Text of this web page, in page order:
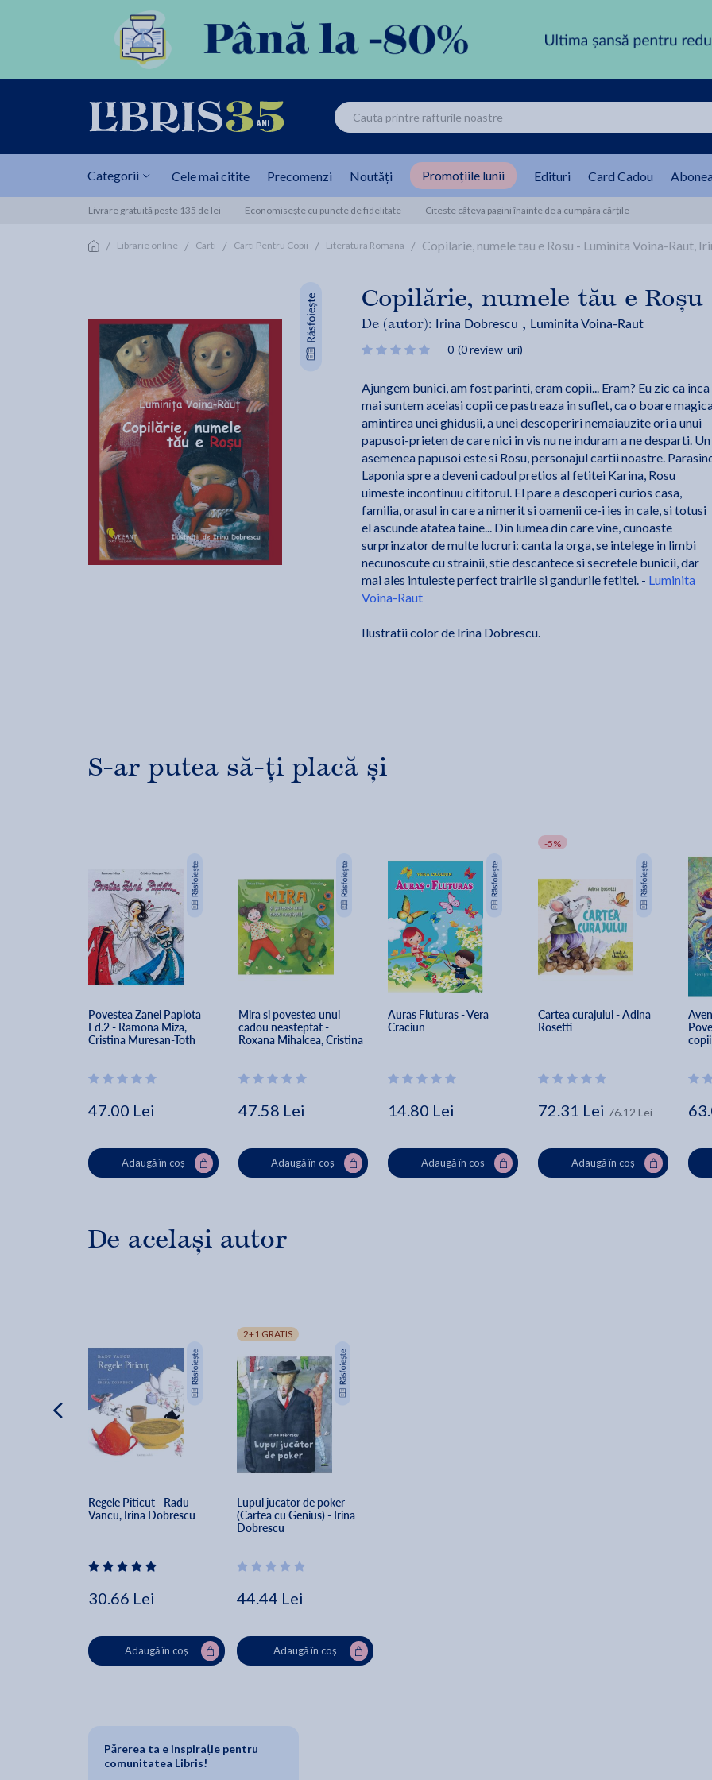
Categorii Cele mai citite Precomenzi Noutăți Promoțiile lunii Edituri Card Cadou
Livrare gratuită peste 135 de lei Economisește cu puncte de fidelitate Citeste câteva pagini înainte de a cumpăra cărțile
/ Librarie online / Carti / Carti Pentru Copii / Literatura Romana / Copilarie, numele tau e Rosu - Luminita Voina-Raut,
Copilărie, numele tău e Roșu
De (autor): Irina Dobrescu , Luminita Voina-Raut
0 (0 review-uri)
Ajungem bunici, am fost parinti, eram copii... Eram? Eu zic ca inca
mai suntem aceiasi copii ce pastreaza in suflet, ca o boare
amintirea unei ghidusii, a unei descoperiri nemaiauzite ori a unui
papusoi-prieten de care nici in vis nu ne induram a ne desparti. Un
asemenea papusoi este si Rosu, personajul cartii noastre.
Laponia spre a deveni cadoul pretios al fetitei Karina, Rosu
uimeste incontinuu cititorul. El pare a descoperi curios casa,
familia, orasul in care a nimerit si oamenii ce-i ies in cale, si totusi
el ascunde atatea taine... Din lumea din care vine, cunoaste
surprinzator de multe lucruri: canta la orga, se intelege in limbi
necunoscute cu strainii, stie descantece si secretele bunicii, dar
mai ales intuieste perfect trairile si gandurile fetitei. - Luminita
Voina-Raut
Ilustratii color de Irina Dobrescu.
S-ar putea să-ți placă și
Povestea Zanei Papiota
Ed.2 - Ramona Miza,
Cristina Muresan-Toth
47.00 Lei
Adaugă în coș
Mira si povestea unui
cadou neasteptat -
Roxana Mihalcea, Cristina
47.58 Lei
Adaugă în coș
Auras Fluturas - Vera
Craciun
14.80 Lei
Adaugă în coș
-5%
Cartea curajului - Adina
Rosetti
72.31 Lei 76.12 Lei
Adaugă în coș
De același autor
Regele Piticut - Radu
Vancu, Irina Dobrescu
30.66 Lei
Adaugă în coș
2+1 GRATIS
Lupul jucator de poker
(Cartea cu Genius) - Irina
Dobrescu
44.44 Lei
Adaugă în coș
Părerea ta e inspirație pentru
comunitatea Libris!